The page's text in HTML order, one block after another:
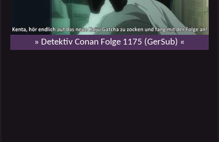
» Detektiv Conan Folge 1175 (GerSub) «